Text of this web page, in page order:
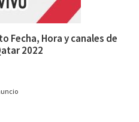
Fecha, Hora y canales de
2022